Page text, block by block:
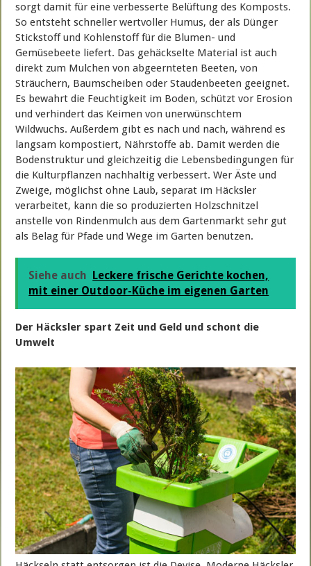
sorgt damit für eine verbesserte Belüftung des Komposts.
So entsteht schneller wertvoller Humus, der als Dünger
Stickstoff und Kohlenstoff für die Blumen- und
Gemüsebeete liefert. Das gehäckselte Material ist auch
direkt zum Mulchen von abgeernteten Beeten, von
Sträuchern, Baumscheiben oder Staudenbeeten geeignet.
Es bewahrt die Feuchtigkeit im Boden, schützt vor Erosion
und verhindert das Keimen von unerwünschtem
Wildwuchs. Außerdem gibt es nach und nach, während es
langsam kompostiert, Nährstoffe ab. Damit werden die
Bodenstruktur und gleichzeitig die Lebensbedingungen für
die Kulturpflanzen nachhaltig verbessert. Wer Äste und
Zweige, möglichst ohne Laub, separat im Häcksler
verarbeitet, kann die so produzierten Holzschnitzel
anstelle von Rindenmulch aus dem Gartenmarkt sehr gut
als Belag für Pfade und Wege im Garten benutzen.
Siehe auch
Leckere frische Gerichte kochen,
mit einer Outdoor-Küche im eigenen Garten
Der Häcksler spart Zeit und Geld und schont die
Umwelt